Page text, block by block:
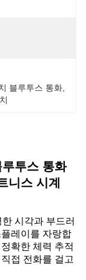
블루투스 통화
투스 통화
니스 시계
시각과 부드러
레이를 자랑합
확한 체력 추적
접 전화를 걸고